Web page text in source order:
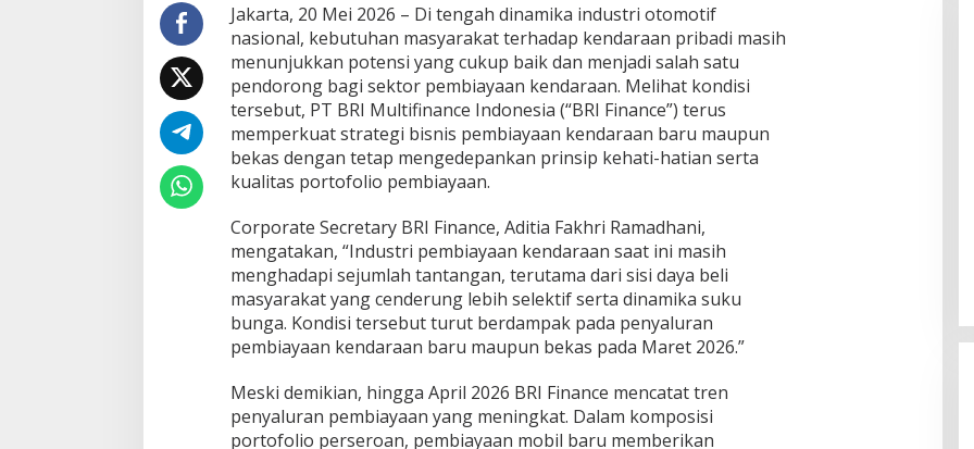
e
B
i
d
i
k
P
r
t
m
b
u
h
a
n
P
b
i
a
Jakarta, 20 Mei 2026 – Di tengah dinamika industri otomotif
nasional, kebutuhan masyarakat terhadap kendaraan pribadi masih
menunjukkan potensi yang cukup baik dan menjadi salah satu
pendorong bagi sektor pembiayaan kendaraan. Melihat kondisi
tersebut, PT BRI Multifinance Indonesia (“BRI Finance”) terus
memperkuat strategi bisnis pembiayaan kendaraan baru maupun
bekas dengan tetap mengedepankan prinsip kehati-hatian serta
kualitas portofolio pembiayaan.
Corporate Secretary BRI Finance, Aditia Fakhri Ramadhani,
mengatakan, “Industri pembiayaan kendaraan saat ini masih
menghadapi sejumlah tantangan, terutama dari sisi daya beli
masyarakat yang cenderung lebih selektif serta dinamika suku
bunga. Kondisi tersebut turut berdampak pada penyaluran
pembiayaan kendaraan baru maupun bekas pada Maret 2026.”
Meski demikian, hingga April 2026 BRI Finance mencatat tren
penyaluran pembiayaan yang meningkat. Dalam komposisi
portofolio perseroan, pembiayaan mobil baru memberikan
Banten Bereaksi Keras: Jangan
Bungkam Pelapor!
Di Daerah, Layanan Publik, Nusantara, Organisasi,